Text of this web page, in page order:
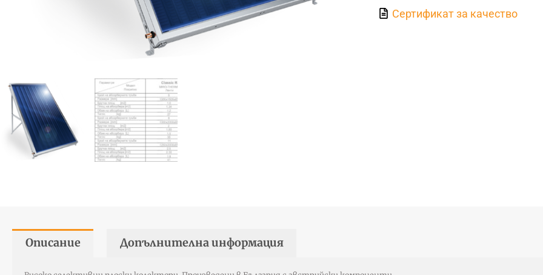
Сертификат за качество
Описание Допълнителна информация